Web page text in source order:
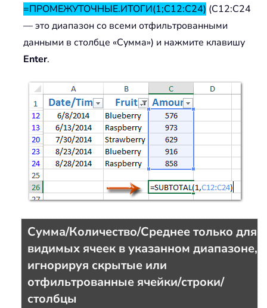
=ПРОМЕЖУТОЧНЫЕ.ИТОГИ(1;C12:C24) (C12:C24
— это диапазон со всеми отфильтрованными
данными в столбце «Сумма») и нажмите клавишу
Enter.
Сумма/Количество/Среднее только для
видимых ячеек в указанном диапазоне,
игнорируя скрытые или
отфильтрованные ячейки/строки/
столбцы